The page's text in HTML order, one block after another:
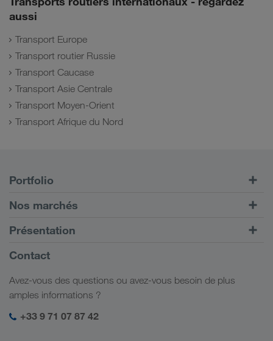
aussi
Transport Europe
Transport routier Russie
Transport Caucase
Transport Asie Centrale
Transport Moyen-Orient
Transport Afrique du Nord
Portfolio
Transports routiers
Portail client CONNECT
Solutions numériques
Solutions par branche
Mon espace de connexion LKW WALTER
Nos marchés
Europe
Caucase
Asie Centrale
Moyen-Orient
Afrique du Nord
Présentation
Informations générales
Responsabilité sociale
Contact
Avez-vous des questions ou avez-vous besoin de plus
amples informations ?
+33 9 71 07 87 42